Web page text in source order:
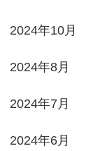
2024年10月
2024年8月
2024年7月
2024年6月